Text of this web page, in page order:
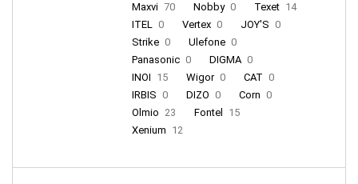
Maxvi 70 Nobby 0 Texet 14
ITEL 0 Vertex 0 JOY'S 0
Strike 0 Ulefone 0
Panasonic 0 DIGMA 0
INOI 15 Wigor 0 CAT 0
IRBIS 0 DIZO 0 Corn 0
Olmio 23 Fontel
15
Xenium 12